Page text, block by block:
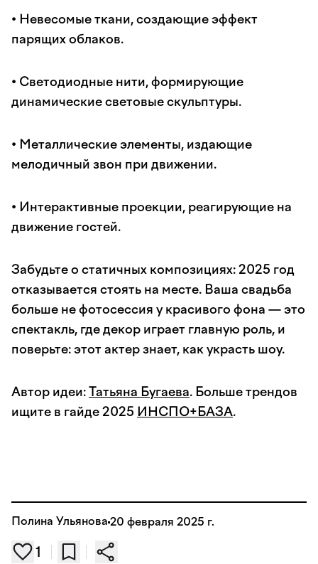
• Невесомые ткани, создающие эффект
парящих облаков.
• Светодиодные нити, формирующие
динамические световые скульптуры.
• Металлические элементы, издающие
мелодичный звон при движении.
• Интерактивные проекции, реагирующие на
движение гостей.
Забудьте о статичных композициях: 2025 год
отказывается стоять на месте. Ваша свадьба
больше не фотосессия у красивого фона — это
спектакль, где декор играет главную роль, и
поверьте: этот актер знает, как украсть шоу.
Автор идеи:Татьяна Бугаева. Больше трендов
ищите в гайде 2025 ИНСПО+БАЗА.
Полина Ульянова 20 февраля 2025 г.
1